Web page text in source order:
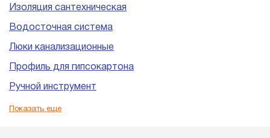
Изоляция сантехническая
Водосточная система
Люки канализационные
Профиль для гипсокартона
Ручной инструмент
Пластиковые трубы и фитинги для канализации
Показать еще